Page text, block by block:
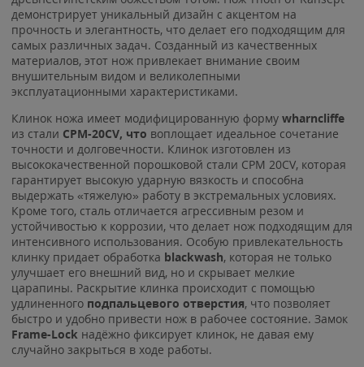
демонстрирует уникальный дизайн с акцентом на
прочность и элегантность, что делает его подходящим для
самых различных задач. Созданный из качественных
материалов, этот нож привлекает внимание своим
внушительным видом и великолепными
эксплуатационными характеристиками.
Клинок ножа имеет модифицированную форму wharncliffe
из стали CPM-20CV, что воплощает идеальное сочетание
точности и долговечности. Клинок изготовлен из
высококачественной порошковой стали CPM 20CV, которая
гарантирует высокую ударную вязкость и способна
выдержать «тяжелую» работу в экстремальных условиях.
Кроме того, сталь отличается агрессивным резом и
устойчивостью к коррозии, что делает нож подходящим для
интенсивного использования. Особую привлекательность
клинку придает обработка blackwash, которая не только
улучшает его внешний вид, но и скрывает мелкие
царапины. Раскрытие клинка происходит с помощью
удлиненного подпальцевого отверстия, что позволяет
быстро и удобно привести нож в рабочее состояние. Замок
Frame-Lock надёжно фиксирует клинок, не давая ему
случайно закрыться в ходе работы.